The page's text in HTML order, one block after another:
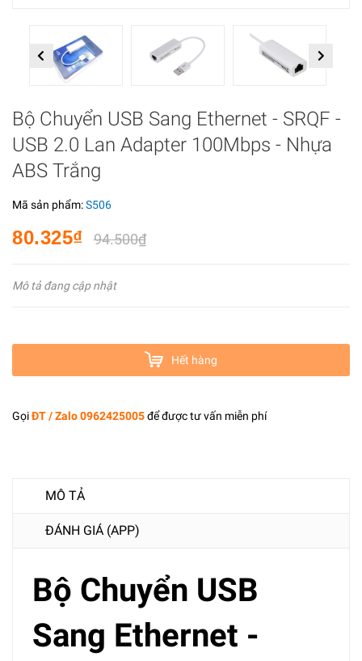
Previous Next
Bộ Chuyển USB Sang Ethernet - SRQF -
USB 2.0 Lan Adapter 100Mbps - Nhựa
ABS Trắng
Mã sản phẩm:S506
80.325₫ 94.500₫
Mô tả đang cập nhật
Hết hàng
GọiĐT / Zalo 0962425005để được tư vấn miễn phí
MÔ TẢ
ĐÁNH GIÁ (APP)
Bộ Chuyển USB
Sang Ethernet -